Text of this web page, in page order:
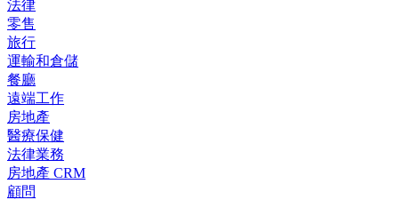
法律
零售
旅行
運輸和倉儲
餐廳
遠端工作
房地產
醫療保健
法律業務
房地產 CRM
顧問